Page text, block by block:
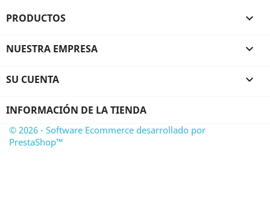
PRODUCTOS 
NUESTRA EMPRESA 
SU CUENTA 
INFORMACIÓN DE LA TIENDA
© 2026 - Software Ecommerce desarrollado por
PrestaShop™